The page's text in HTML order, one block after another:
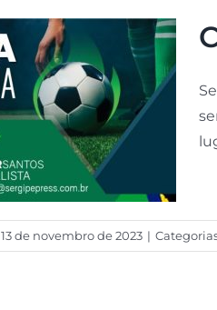
13 de novembro de 2023 |